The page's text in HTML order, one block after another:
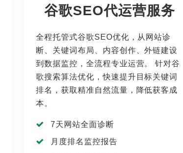
谷歌SEO代运营服务
全程托管式谷歌SEO优化，从网站诊
断、关键词布局、内容创作、外链建设
到数据监控，全流程专业运营。 针对谷
歌搜索算法优化，快速提升目标关键词
排名，获取精准自然流量，降低获客成
本。
7天网站全面诊断
月度排名监控报告